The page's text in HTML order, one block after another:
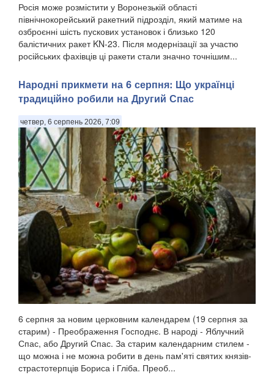
Росія може розмістити у Воронезькій області
північнокорейський ракетний підрозділ, який матиме на
озброєнні шість пускових установок і близько 120
балістичних ракет KN-23. Після модернізації за участю
російських фахівців ці ракети стали значно точнішим...
Народні прикмети на 6 серпня: Що українці
традиційно робили на Другий Спас
четвер, 6 серпень 2026, 7:09
6 серпня за новим церковним календарем (19 серпня за
старим) - Преображення Господнє. В народі - Яблучний
Спас, або Другий Спас. За старим календарним стилем -
що можна і не можна робити в день пам'яті святих князів-
страстотерпців Бориса і Гліба. Преоб...